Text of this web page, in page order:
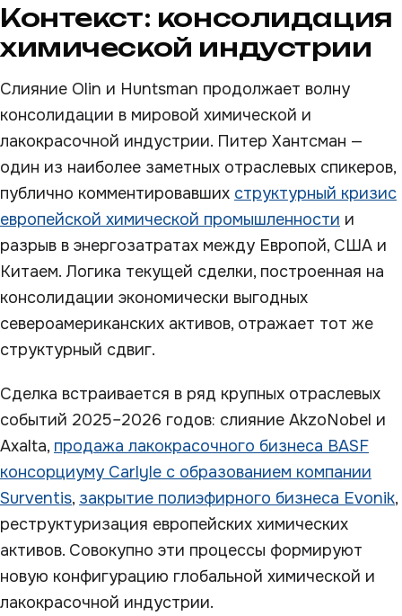
Контекст: консолидация
химической индустрии
Слияние Olin и Huntsman продолжает волну
консолидации в мировой химической и
лакокрасочной индустрии. Питер Хантсман —
один из наиболее заметных отраслевых спикеров,
публично комментировавших структурный кризис
европейской химической промышленности и
разрыв в энергозатратах между Европой, США и
Китаем. Логика текущей сделки, построенная на
консолидации экономически выгодных
североамериканских активов, отражает тот же
структурный сдвиг.
Сделка встраивается в ряд крупных отраслевых
событий 2025–2026 годов: слияние AkzoNobel и
Axalta, продажа лакокрасочного бизнеса BASF
консорциуму Carlyle с образованием компании
Surventis, закрытие полиэфирного бизнеса Evonik,
реструктуризация европейских химических
активов. Совокупно эти процессы формируют
новую конфигурацию глобальной химической и
лакокрасочной индустрии.